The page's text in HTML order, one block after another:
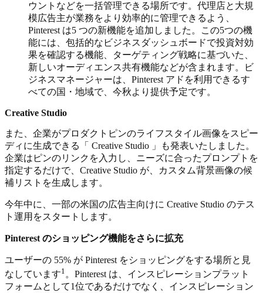
ウントなどを一括管理できる場所です。代理店と大規
模広告主が業務をより効率的に管理できるよう、
Pinterest は5 つの新機能を追加しました。この5つの機
能には、包括的なビジネスダッシュボードで投資対効
果を確認する機能、ターゲティング戦略に基づいた、
新しいオーディエンス共有機能などが含まれます。ビ
ジネスマネージャーは、Pinterest アドを利用できるす
べての国・地域で、今秋より提供予定です。
Creative Studio
また、企業がプロダクトピンのライフスタイル画像をスピー
ディに生成できる「 Creative Studio 」も発表いたしました。
企業はピンのリンクを入力し、ニーズに合ったプロンプトを
指定するだけで、Creative Studio が、カスタム背景画像の候
補リストを生成します。
今年中に、一部の米国の広告主向けに Creative Studio のテス
ト運用をスタートします。
Pinterest のショッピング機能をさらに拡充
ユーザーの 55% が Pinterest をショッピングをする場所と見
なしています1 。Pinterest は、インスピレーションプラット
フォームとして1位であるだけでなく、インスピレーション